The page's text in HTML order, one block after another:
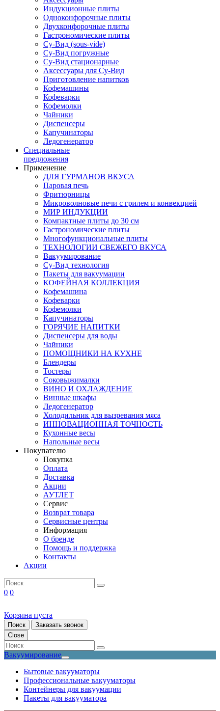
Индукционные плиты
Одноконфорочные плиты
Двухконфорочные плиты
Гастрономические плиты
Су-Вид (sous-vide)
Су-Вид погружные
Су-Вид стационарные
Аксессуары для Су-Вид
Приготовление напитков
Кофемашины
Кофеварки
Кофемолки
Чайники
Диспенсеры
Капучинаторы
Ледогенератор
Специальные
предложения
Применение
ДЛЯ ГУРМАНОВ ВКУСА
Паровая печь
Фритюрницы
Микроволновые печи с грилем и конвекцией
МИР ИНДУКЦИИ
Компактные плиты до 30 см
Гастрономические плиты
Многофункциональные плиты
ТЕХНОЛОГИИ СВЕЖЕГО ВКУСА
Вакуумирование
Су-Вид технология
Пакеты для вакуумации
КОФЕЙНАЯ КОЛЛЕКЦИЯ
Кофемашина
Кофеварки
Кофемолки
Капучинаторы
ГОРЯЧИЕ НАПИТКИ
Диспенсеры для воды
Чайники
ПОМОЩНИКИ НА КУХНЕ
Блендеры
Тостеры
Соковыжималки
ВИНО И ОХЛАЖДЕНИЕ
Винные шкафы
Ледогенератор
Холодильник для вызревания мяса
ИННОВАЦИОННАЯ ТОЧНОСТЬ
Кухонные весы
Напольные весы
Покупателю
Покупка
Оплата
Доставка
Акции
АУТЛЕТ
Сервис
Возврат товара
Сервисные центры
Информация
О бренде
Помощь и поддержка
Контакты
Акции
0 0
Корзина пуста
Поиск
Заказать звонок
Close
Вакуумирование
Бытовые вакууматоры
Профессиональные вакууматоры
Контейнеры для вакуумации
Пакеты для вакууматора